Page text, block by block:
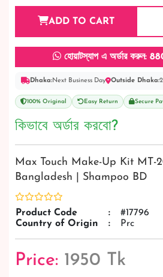
ADD TO CART
হোয়াটস্যাপ এ অর্ডার করুন:
Dhaka:Next Business Day Outside Dhaka:
100% Original Easy Return Secure
কিভাবে অর্ডার করবো?
Max Touch Make-Up Kit MT-
Bangladesh | Shampoo BD
Product Code :
#17796
Country of Origin
: Prc
Price: 1950 Tk